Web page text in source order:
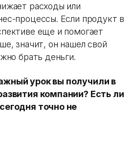
расходы или
процессы. Если продукт в
еще и помогает
значит, он нашел свой
брать деньги.
урок вы получили в
компании? Есть ли
точно не